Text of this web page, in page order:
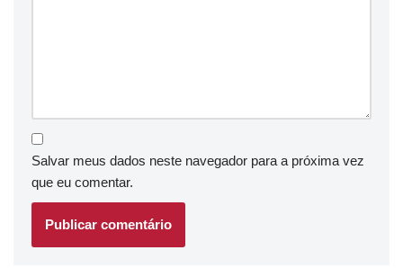
Salvar meus dados neste navegador para a próxima vez
que eu comentar.